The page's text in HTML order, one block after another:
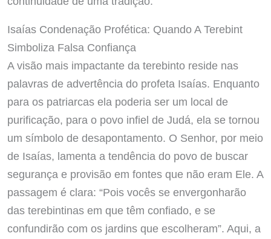
Isaías Condenação Profética: Quando A Terebint
Simboliza Falsa Confiança
A visão mais impactante da terebinto reside nas
palavras de advertência do profeta Isaías. Enquanto
para os patriarcas ela poderia ser um local de
purificação, para o povo infiel de Judá, ela se tornou
um símbolo de desapontamento. O Senhor, por meio
de Isaías, lamenta a tendência do povo de buscar
segurança e provisão em fontes que não eram Ele. A
passagem é clara: “Pois vocês se envergonharão
das terebintinas em que têm confiado, e se
confundirão com os jardins que escolheram”. Aqui, a